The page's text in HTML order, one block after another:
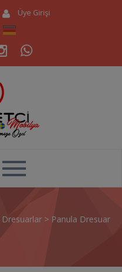
Üye Girişi
Dresuarlar > Panula Dresuar